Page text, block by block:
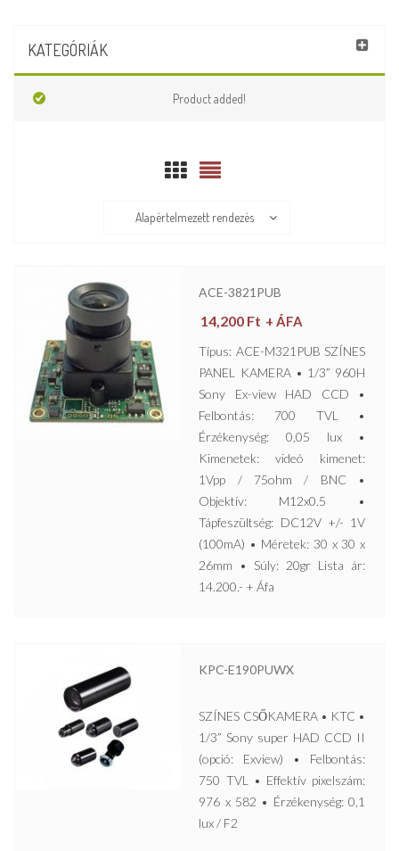
KATEGÓRIÁK
Product added!
Alapértelmezett rendezés
ACE-3821PUB
14,200 Ft + ÁFA
Típus: ACE-M321PUB SZÍNES
PANEL KAMERA • 1/3” 960H
Sony Ex-view HAD CCD •
Felbontás: 700 TVL •
Érzékenység: 0,05 lux •
Kimenetek: videó kimenet:
1Vpp / 75ohm / BNC •
Objektív: M12x0.5 •
Tápfeszültség: DC12V +/- 1V
(100mA) • Méretek: 30 x 30 x
26mm • Súly: 20gr Lista ár:
14.200.- + Áfa
KPC-E190PUWX
SZÍNES CSŐKAMERA • KTC •
1/3” Sony super HAD CCD II
(opció: Exview) • Felbontás:
750 TVL • Effektív pixelszám:
976 x 582 • Érzékenység: 0,1
lux / F2